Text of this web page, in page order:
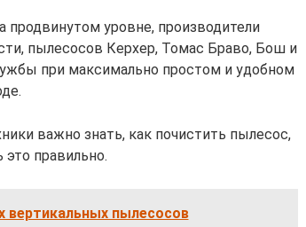
продвинутом уровне, производители
пылесосов Керхер, Томас Браво, Бош и
при максимально простом и удобном
важно знать, как почистить пылесос,
это правильно.
вертикальных пылесосов